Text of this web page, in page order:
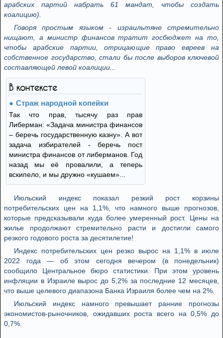
арабских партий набрать 61 мандат, чтобы создать
коалицию).
Говоря простым языком - израильтяне стремительно
нищают, а министр финансов тратит госбюджет на то,
чтобы арабские партии, отрицающие право евреев на
собственное государство, стали бы после выборов ключевой
составляющей левой коалиции...
В контексте
Страж народной копейки
Так что прав, тысячу раз прав
Либерман: «Задача министра финансов
– беречь государственную казну». А вот
задача избирателей - беречь пост
министра финансов от либерманов. Год
назад мы её провалили, а теперь
вскипело, и мы дружно «кушаем»...
Июльский индекс показал резкий рост корзины
потребительских цен на 1,1%, что намного выше прогнозов,
которые предсказывали куда более умеренный рост. Цены на
жилье продолжают стремительно расти и достигли самого
резкого годового роста за десятилетие!
Индекс потребительских цен резко вырос на 1,1% в июле
2022 года — об этом сегодня вечером (в понедельник)
сообщило Центральное бюро статистики. При этом уровень
инфляции в Израиле вырос до 5,2% за последние 12 месяцев,
что выше целевого диапазона Банка Израиля более чем на 2%.
Июльский индекс намного превышает ранние прогнозы
экономистов-рыночников, ожидавших роста всего на 0,5% до
0,7%.